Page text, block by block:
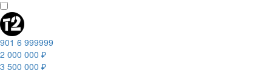
901 6 999999
2 000 000 ₽
3 500 000 ₽